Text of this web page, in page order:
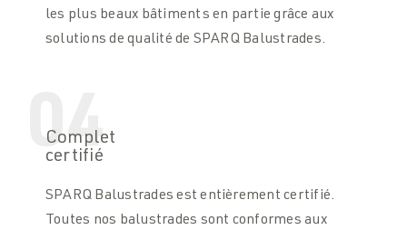
les plus beaux bâtiments en partie grâce aux
solutions de qualité de SPARQ Balustrades.
04
Complet
certifié
SPARQ Balustrades est entièrement certifié.
Toutes nos balustrades sont conformes aux